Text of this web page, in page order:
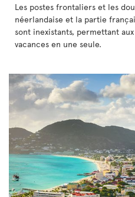
Les postes frontaliers et les
néerlandaise et la partie
sont inexistants, permettant
vacances en une seule.